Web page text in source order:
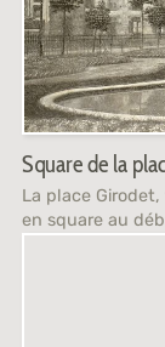
Square de la
La place
en square au